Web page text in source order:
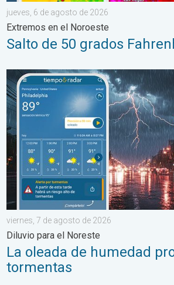
jueves, 6 de agosto de 2026
Extremos en el Noroeste
Salto de 50 grados
La oleada de humedad provoca
viernes, 7 de agosto de 2026
Diluvio para el Noreste
La oleada de humedad
tormentas